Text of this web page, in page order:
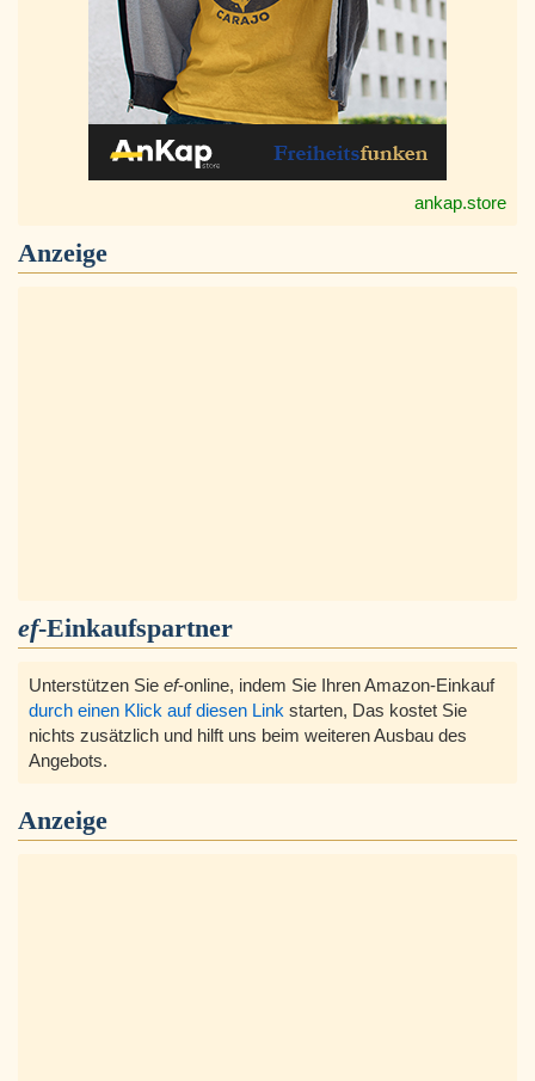
ankap.store
Anzeige
ef-Einkaufspartner
Unterstützen Sie ef-online, indem Sie Ihren Amazon-Einkauf
durch einen Klick auf diesen Link starten, Das kostet Sie
nichts zusätzlich und hilft uns beim weiteren Ausbau des
Angebots.
Anzeige